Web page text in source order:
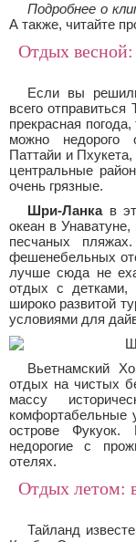
Подробнее о
А также, читайте
Отдых весной:
Если вы
всего
прекрасная
можно недорого
Паттайи и
центральные
очень грязные.
Шри-Ланкав
океан в
песчаных
фешенебельных
лучше сюда не
отдых с детками,
широко развитой
условиями для
Вьетнамский
отдых на чистых
массу
комфортабельные
острове
недорогие с
отелях.
Отдых летом:
Тайланд